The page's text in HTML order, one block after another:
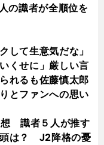
の識者が全順位を
して生意気だな」
くせに」厳しい言
れるも佐藤慎太郎
とファンへの思い
識者５人が推す
は？ J2降格の憂